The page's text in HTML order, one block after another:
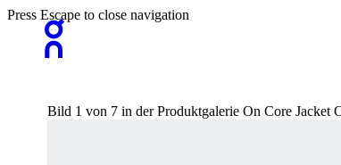
Press Escape to close navigation
Bild 1 von 7 in der Produktgalerie On Core Jacket